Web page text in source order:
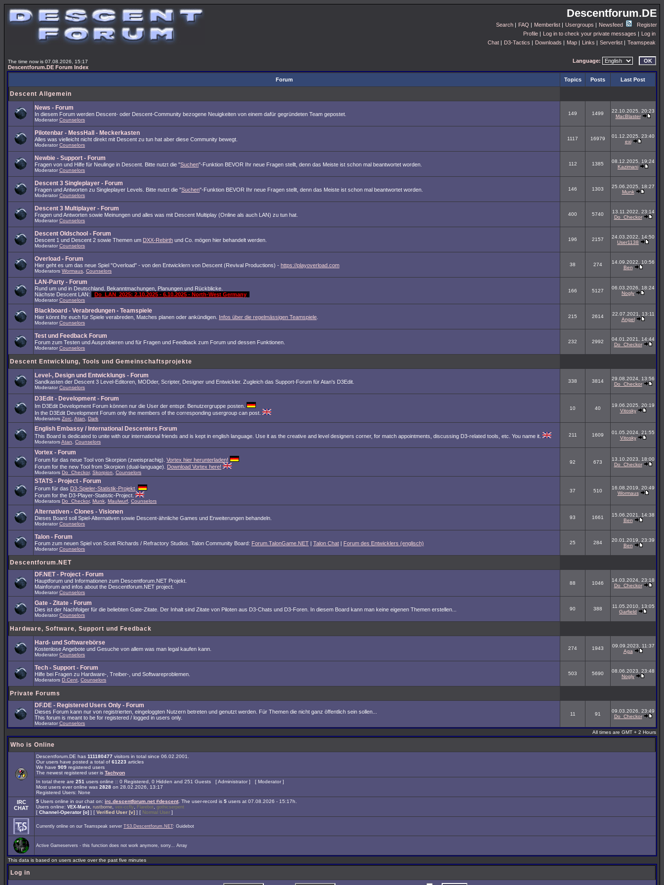
Descentforum.DE
Search | FAQ | Memberlist | Usergroups | Newsfeed
Register
Profile | Log in to check your private messages | Log in
Chat | D3-Tactics | Downloads | Map | Links | Serverlist | Teamspeak
The time now is 07.08.2026, 15:17
Descentforum.DE Forum Index
Language:
Forum Topics Posts Last Post
Descent Allgemein
News - Forum
In diesem Forum werden Descent- oder Descent-Community bezogene Neuigkeiten von einem dafür gegründeten Team gepostet.
Moderator Counselors
149 1499
22.10.2025, 20:23
MacBlaster
Pilotenbar - MessHall - Meckerkasten
Alles was vielleicht nicht direkt mit Descent zu tun hat aber diese Community bewegt.
Moderator Counselors
1117 16979
01.12.2025, 23:40
exi
Newbie - Support - Forum
Fragen von und Hilfe für Neulinge in Descent. Bitte nutzt die "Suchen"-Funktion BEVOR Ihr neue Fragen stellt, denn das Meiste ist schon mal beantwortet worden.
Moderator Counselors
112 1385
08.12.2025, 19:24
Kazimani
Descent 3 Singleplayer - Forum
Fragen und Antworten zu Singleplayer Levels. Bitte nutzt die "Suchen"-Funktion BEVOR Ihr neue Fragen stellt, denn das Meiste ist schon mal beantwortet worden.
Moderator Counselors
146 1303
25.06.2025, 18:27
Munk
Descent 3 Multiplayer - Forum
Fragen und Antworten sowie Meinungen und alles was mit Descent Multiplay (Online als auch LAN) zu tun hat.
Moderator Counselors
400 5740
13.11.2022, 23:14
Do_Checkor
Descent Oldschool - Forum
Descent 1 und Descent 2 sowie Themen um DXX-Rebirth und Co. mögen hier behandelt werden.
Moderator Counselors
196 2157
24.03.2022, 14:50
User1138
Overload - Forum
Hier geht es um das neue Spiel "Overload" - von den Entwicklern von Descent (Revival Productions) - https://playoverload.com
Moderators Wormaus Counselors
38 274
14.09.2022, 10:56
Ben
LAN-Party - Forum
Rund um und in Deutschland. Bekanntmachungen, Planungen und Rückblicke.
Nächste Descent LAN:
Do_LAN_2025: 2.10.2025 - 6.10.2025 - North-West Germany
Moderator Counselors
166 5127
06.03.2026, 18:24
Nogly
Blackboard - Verabredungen - Teamspiele
Hier könnt Ihr euch für Spiele verabreden, Matches planen oder ankündigen. Infos über die regelmässigen Teamspiele
Moderator Counselors
215 2614
22.07.2021, 13:11
Angel
Test und Feedback Forum
Forum zum Testen und Ausprobieren und für Fragen und Feedback zum Forum und dessen Funktionen.
Moderator Counselors
232 2992
04.01.2021, 14:44
Do_Checkor
Descent Entwicklung, Tools und Gemeinschaftsprojekte
Level-, Design und Entwicklungs - Forum
Sandkasten der Descent 3 Level-Editoren, MODder, Scripter, Designer und Entwickler. Zugleich das Support-Forum für Atan's D3Edit.
Moderator Counselors
338 3814
29.08.2024, 13:56
Do_Checkor
D3Edit - Development - Forum
Im D3Edit Development Forum können nur die User der entspr. Benutzergruppe posten.
In the D3Edit Development Forum only the members of the corresponding usergroup can post.
Moderators Zorc Atan Dark
10 40
19.06.2025, 20:19
Vitosky
English Embassy / International Descenters Forum
This Board is dedicated to unite with our international friends and is kept in english language. Use it as the creative and level designers corner, for match appointments, discussing D3-related tools, etc. You name it.
ModeratorsAtan Counselors
211 1609
01.05.2024, 21:55
Vitosky
Vortex - Forum
Forum für das neue Tool von Skorpion (zweisprachig). Vortex hier herunterladen!
Forum for the new Tool from Skorpion (dual-language). Download Vortex here!
Moderators Do_Checkor, Skorpion Counselors
92 673
13.10.2023, 18:00
Do_Checkor
STATS - Project - Forum
Forum für das D3-Spieler-Statistik-Projekt
Forum for the D3-Player-Statistic-Project.
Moderators Do_Checkor, Munk Maulwurf Counselors
37 510
16.08.2019, 20:49
Wormaus
Alternativen - Clones - Visionen
Dieses Board soll Spiel-Alternativen sowie Descent-ähnliche Games und Erweiterungen behandeln.
Moderator Counselors
93 1661
15.06.2021, 14:38
Ben
Talon - Forum
Forum zum neuen Spiel von Scott Richards / Refractory Studios. Talon Community Board: Forum.TalonGame.NET | Talon Chat | Forum des Entwicklers (englisch)
Moderator Counselors
25 284
20.01.2019, 23:39
Ben
Descentforum.NET
DF.NET - Project - Forum
Hauptforum und Informationen zum Descentforum.NET Projekt.
Mainforum and infos about the Descentforum.NET project.
Moderator Counselors
88 1046
14.03.2024, 23:18
Do_Checkor
Gate - Zitate - Forum
Dies ist der Nachfolger für die beliebten Gate-Zitate. Der Inhalt sind Zitate von Piloten aus D3-Chats und D3-Foren. In diesem Board kann man keine eigenen Themen erstellen...
Moderator Counselors
90 388
11.05.2010, 13:05
Garfield
Hardware, Software, Support und Feedback
Hard- und Softwarebörse
Kostenlose Angebote und Gesuche von allem was man legal kaufen kann.
Moderator Counselors
274 1943
09.09.2023, 11:37
Aga
Tech - Support - Forum
Hilfe bei Fragen zu Hardware-, Treiber-, und Softwareproblemen.
Moderators D.Cent Counselors
503 5690
08.06.2023, 23:48
Nogly
Private Forums
DF.DE - Registered Users Only - Forum
Dieses Forum kann nur von registrierten, eingeloggten Nutzern betreten und genutzt werden. Für Themen die nicht ganz öffentlich sein sollen...
This forum is meant to be for registered / logged in users only.
Moderator Counselors
11 91
09.03.2026, 23:49
Do_Checkor
All times are GMT + 2 Hours
Who is Online
Descentforum.DE has 111180477 visitors in total since 06.02.2001.
Our users have posted a total of 61223 articles
We have 909 registered users
The newest registered user is Tachyon
In total there are 251 users online :: 0 Registered, 0 Hidden and 251 Guests [Administrator ] [ Moderator ]
Most users ever online was 2828 on 28.02.2026, 13:17
Registered Users: None
IRC
CHAT
5 Users online in our chat on: irc.descentforum.net #descent. The user-record is 5 users at 07.08.2026 - 15:17h.
Users online: VEX-Marix rustborne vex-ccfly Flarebot gothicserpent
[ Channel-Operator [o] ] [ Verified User [v] ] [ Normal User ]
Currently online on our Teamspeak server TS3.Descentforum.NET: Guidebot
Active Gameservers - this function does not work anymore, sorry... Array
This data is based on users active over the past five minutes
Log in